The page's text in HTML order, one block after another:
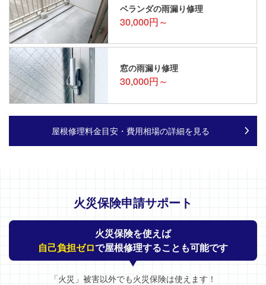
ベランダの雨漏り修理
30,000円～
窓の雨漏り修理
30,000円～
屋根修理料金目安・費用相場の詳細を見る
火災保険申請サポート
火災保険を使えば
自己負担ゼロで屋根修理することも可能です
「火災」被害以外でも火災保険は使えます！